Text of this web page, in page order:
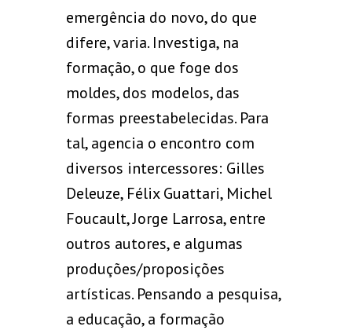
emergência do novo, do que
difere, varia. Investiga, na
formação, o que foge dos
moldes, dos modelos, das
formas preestabelecidas. Para
tal, agencia o encontro com
diversos intercessores: Gilles
Deleuze, Félix Guattari, Michel
Foucault, Jorge Larrosa, entre
outros autores, e algumas
produções/proposições
artísticas. Pensando a pesquisa,
a educação, a formação